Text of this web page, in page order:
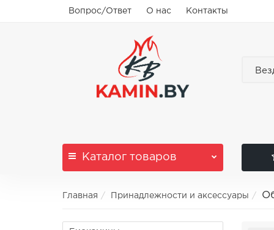
Вопрос/Ответ О нас Контакты
Каталог товаров
Главная Принадлежности и аксессуары